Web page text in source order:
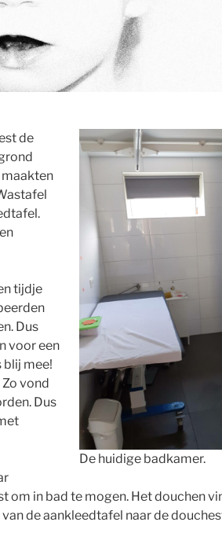
De huidige badkamer.
de
tijdje
Dus
voor een
blij mee!
vond
Dus
om in bad te mogen. Het douchen
de aankleedtafel naar de